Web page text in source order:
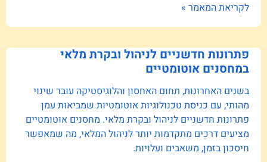
לקריאת המאמר »
פתרונות חדשניים לניהול ובקרת מלאי
במחסנים אוטומטיים
בשנים האחרונות, תחום האחסון והלוגיסטיקה עובר שינוי
מהותי, עם כניסת טכנולוגיות אוטומטיות שמביאות עמן
פתרונות חדשניים לניהול ובקרת מלאי. מחסנים אוטומטיים
מציעים דרכים מתקדמות יותר לניהול המלאי, מה שמאפשר
חיסכון בזמן, משאבים ועלויות.